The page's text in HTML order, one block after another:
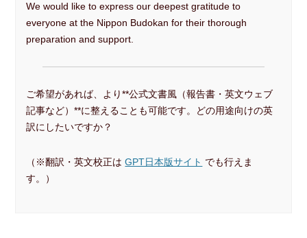
We would like to express our deepest gratitude to
everyone at the Nippon Budokan for their thorough
preparation and support.
ご希望があれば、より**公式文書風（報告書・英文ウェブ
記事など）**に整えることも可能です。どの用途向けの英
訳にしたいですか？
（※翻訳・英文校正はGPT日本版サイト でも行えま
す。）